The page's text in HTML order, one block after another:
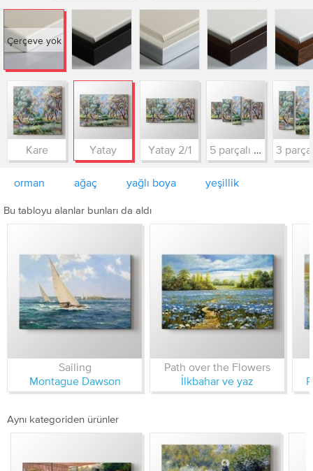
Çerçeve yok
Kare Yatay Yatay 2/1 5 parçalı simetrik
orman ağaç yağlı boya yeşillik
Bu tabloyu alanlar bunları da aldı
Sailing
Montague Dawson
Path over the Flowers
İlkbahar ve yaz
Aynı kategoriden ürünler